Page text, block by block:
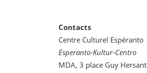
Contacts
Centre Culturel Espéranto
Esperanto-Kultur-Centro
MDA, 3 place Guy Hersant